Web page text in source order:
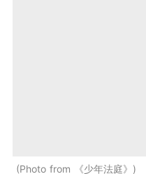
Photo from 《少年法庭》